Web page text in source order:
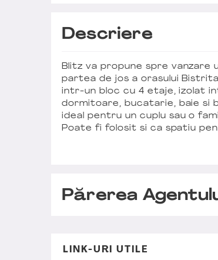
Descriere
Blitz va propune spre vanzare
partea de jos a orasului
intr-un bloc cu 4 etaje, izolat
dormitoare, bucatarie, baie si
ideal pentru un cuplu sau o
Poate fi folosit si ca spatiu
Părerea
LINK-URI UTILE